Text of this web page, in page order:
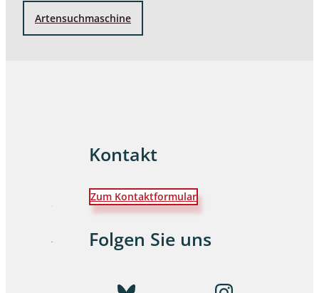
Artensuchmaschine
Kontakt
Zum Kontaktformular
Folgen Sie uns